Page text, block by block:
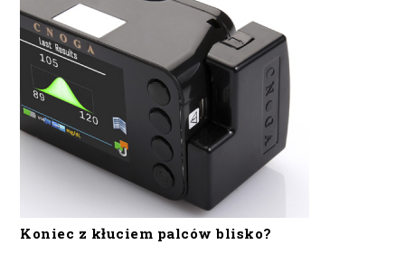
Koniec z kłuciem palców blisko?